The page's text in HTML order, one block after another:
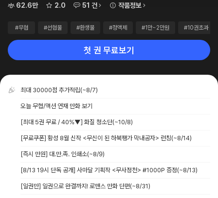
62.6만
2.0 51 건 작품정보
#무협 #선협물 #환생물 #정액제 #1만~2만원 #10권초과
첫 권 무료보기
최대 30000점 추가적립(~8/7)
오늘 무협/액션 연재 만화 보기
[최대 5권 무료 / 40%▼] 화질 청소단(~10/8)
[무료쿠폰] 황성 8월 신작 <무신이 된 하북팽가 막내공자> 런칭(~8/14)
[즉시 만원] 대.만.족. 인쇄소(~8/9)
[8/13 19시 단독 공개] 사마달 기획작 <무사정천> #1000P 증정(~8/13)
[일권만] 일권으로 완결까지! 로맨스 만화 단편(~8/31)